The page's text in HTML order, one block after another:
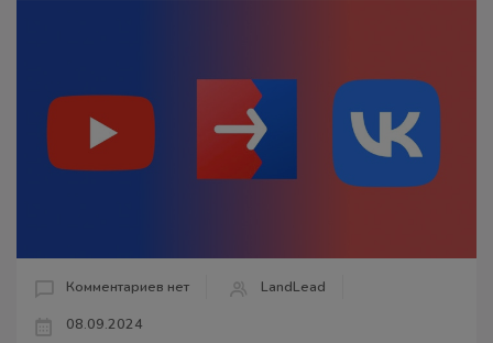
Комментариев нет
LandLead
08.09.2024